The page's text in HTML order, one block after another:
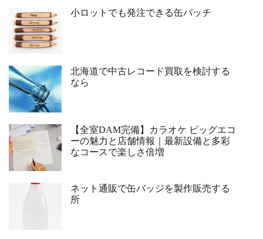
小ロットでも発注できる缶バッチ
北海道で中古レコード買取を検討する
なら
【全室DAM完備】カラオケ ビッグエコ
ーの魅力と店舗情報｜最新設備と多彩
なコースで楽しさ倍増
ネット通販で缶バッジを製作販売する
所